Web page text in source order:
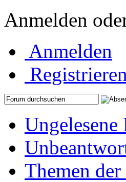
Anmelden
Anmelden
Registrieren
Ungelesene
Themen